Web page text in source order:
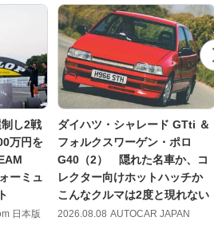
し2戦
万円を
ーミュ
日本版
ダイハツ・シャレード GTti ＆
フォルクスワーゲン・ポロ
G40（2） 隠れた名車か、コ
レクター向けホットハッチか
こんなクルマは2度と現れない
2026.08.08 AUTOCAR JAPAN